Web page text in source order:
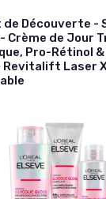
de Découverte -
Crème de Jour
Pro-Rétinol
Revitalift Laser